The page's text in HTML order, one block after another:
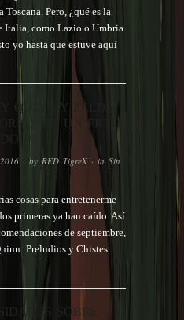
Pero, ¿qué es la
Italia, como Lazio o Umbria.
yo hasta que estuve aquí
QUINN Y ZELDA
DE UN FRIKI
IV
· byRED TigreX · inSin
cosas para entretenerme
primeras ya han caído. Así
de septiembre,
Preludios y Chistes
SOBRE